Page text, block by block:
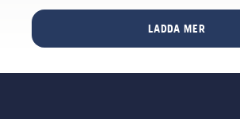
livslängd.
som
används
Husqvarnas
LADDA MER